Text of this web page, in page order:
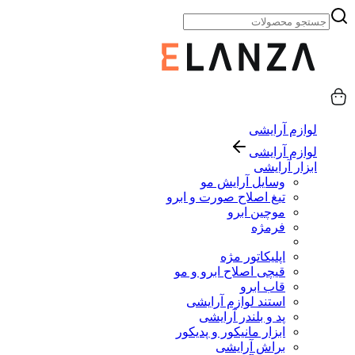
لوازم آرایشی
لوازم آرایشی
ابزار آرایشی
وسایل آرایش مو
تیغ اصلاح صورت و ابرو
موچین ابرو
فرمژه
اپلیکاتور مژه
قیچی اصلاح ابرو و مو
قاب ابرو
استند لوازم آرایشی
پد و بلندر آرایشی
ابزار مانیکور و پدیکور
براش آرایشی